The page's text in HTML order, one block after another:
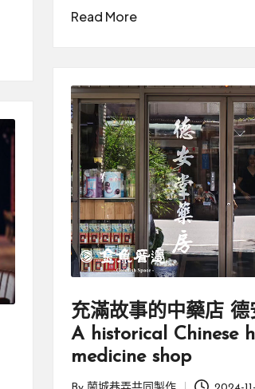
Read More
充滿故事的中藥店 德
A historical Chinese
medicine shop